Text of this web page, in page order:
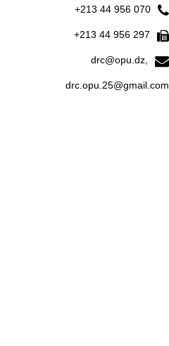
070 956 44 213+
297 956 44 213+
drc@opu.dz,
drc.opu.25@gmail.com